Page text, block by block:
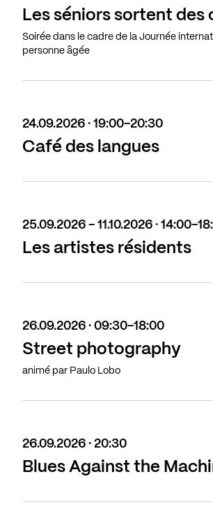
Les séniors sortent des
Soirée dans le cadre de la Journée
personne âgée
24.09.2026 · 19:00-20:30
Café des langues
25.09.2026 - 11.10.2026 · 14:00-
Les artistes résidents
26.09.2026 · 09:30-18:00
Street photography
animé par Paulo Lobo
26.09.2026 · 20:30
Blues Against the